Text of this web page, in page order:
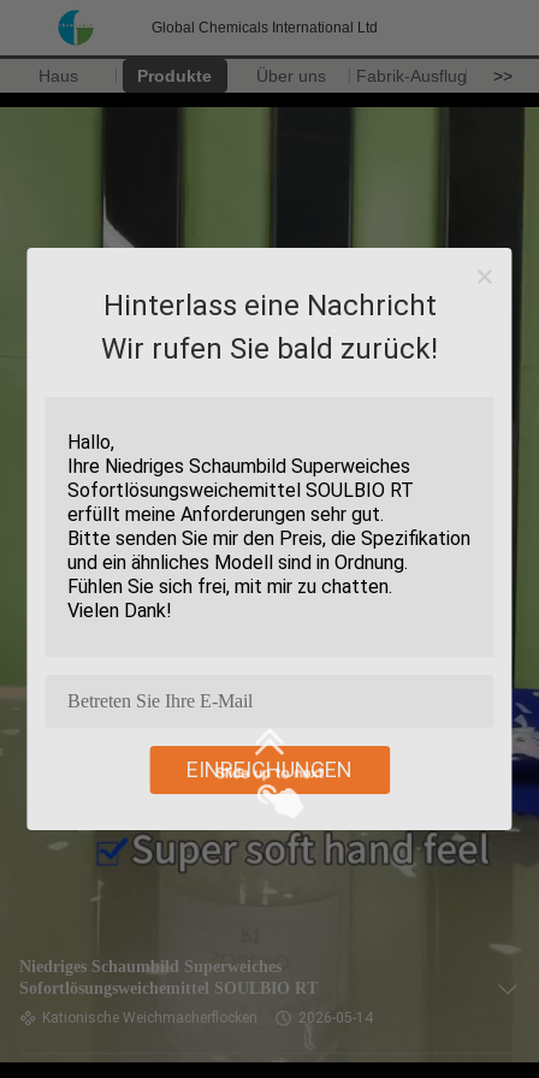
Global Chemicals International Ltd
Haus Produkte Über uns Fabrik-Ausflug >>
Hinterlass eine Nachricht
Wir rufen Sie bald zurück!
EINREICHUNGEN
Niedriges Schaumbild Superweiches
Sofortlösungsweichemittel SOULBIO RT
Kationische Weichmacherflocken 2026-05-14